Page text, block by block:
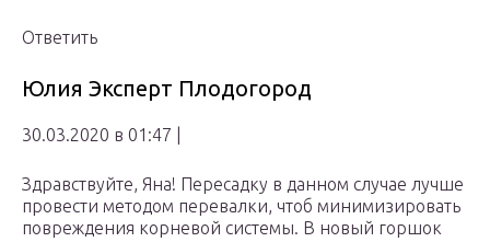
Ответить
Юлия Эксперт Плодогород
30.03.2020 в 01:47 |
Здравствуйте, Яна! Пересадку в данном случае лучше
провести методом перевалки, чтоб минимизировать
повреждения корневой системы. В новый горшок